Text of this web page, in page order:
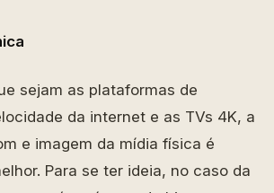
sejam as plataformas de
da internet e as TVs 4K, a
e imagem da mídia física é
Para se ter ideia, no caso da